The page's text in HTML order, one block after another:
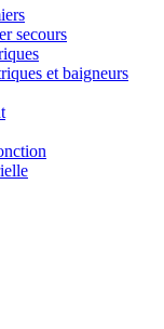
secours
et baigneurs